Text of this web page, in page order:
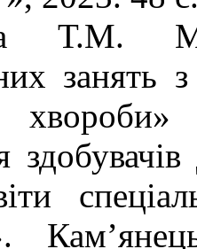
Т.М.
занять